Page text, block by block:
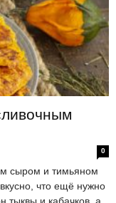
0
сыром и тимьяном
что ещё нужно